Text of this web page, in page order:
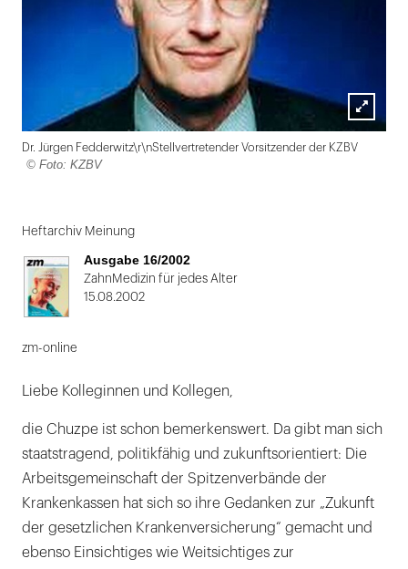
Lightbox
öffnen
Dr. Jürgen Fedderwitz\r\nStellvertretender Vorsitzender der KZBV
© Foto: KZBV
1
von
Heftarchiv Meinung
Ausgabe 16/2002
ZahnMedizin für jedes Alter
15.08.2002
zm-online
Liebe Kolleginnen und Kollegen,
die Chuzpe ist schon bemerkenswert. Da gibt man sich
staatstragend, politikfähig und zukunftsorientiert: Die
Arbeitsgemeinschaft der Spitzenverbände der
Krankenkassen hat sich so ihre Gedanken zur „Zukunft
der gesetzlichen Krankenversicherung“ gemacht und
ebenso Einsichtiges wie Weitsichtiges zur